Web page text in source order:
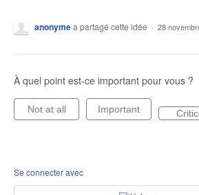
anonymea partagé cette idée · 28
À quel point est-ce important pour vous ?
Not at all Important
Se connecter avec